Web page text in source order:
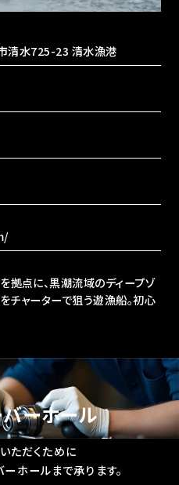
清水725-23 清水漁港
点に、黒潮流域のディープゾ
チャーターで狙う遊漁船。初心
ーホール
ただくために
ホールまで承ります。